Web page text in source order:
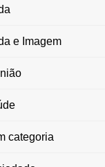
e Imagem
categoria